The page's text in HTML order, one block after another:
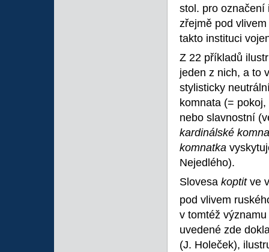
stol. pro označení
zřejmě pod
takto instituci
Z 22 příkladů
jeden z nich, a to
stylisticky
komnata (=
nebo slavnostní
kardinálské
komnatka
Nejedlého).
Slovesa koptit ve
pod vlivem
v tomtéž
uvedené zde
(J. Holeček),